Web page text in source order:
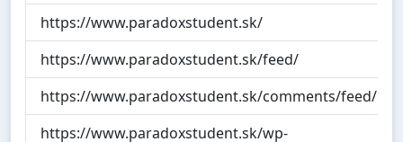
https://www.paradoxstudent.sk/
https://www.paradoxstudent.sk/feed/
https://www.paradoxstudent.sk/comments/feed/
https://www.paradoxstudent.sk/wp-